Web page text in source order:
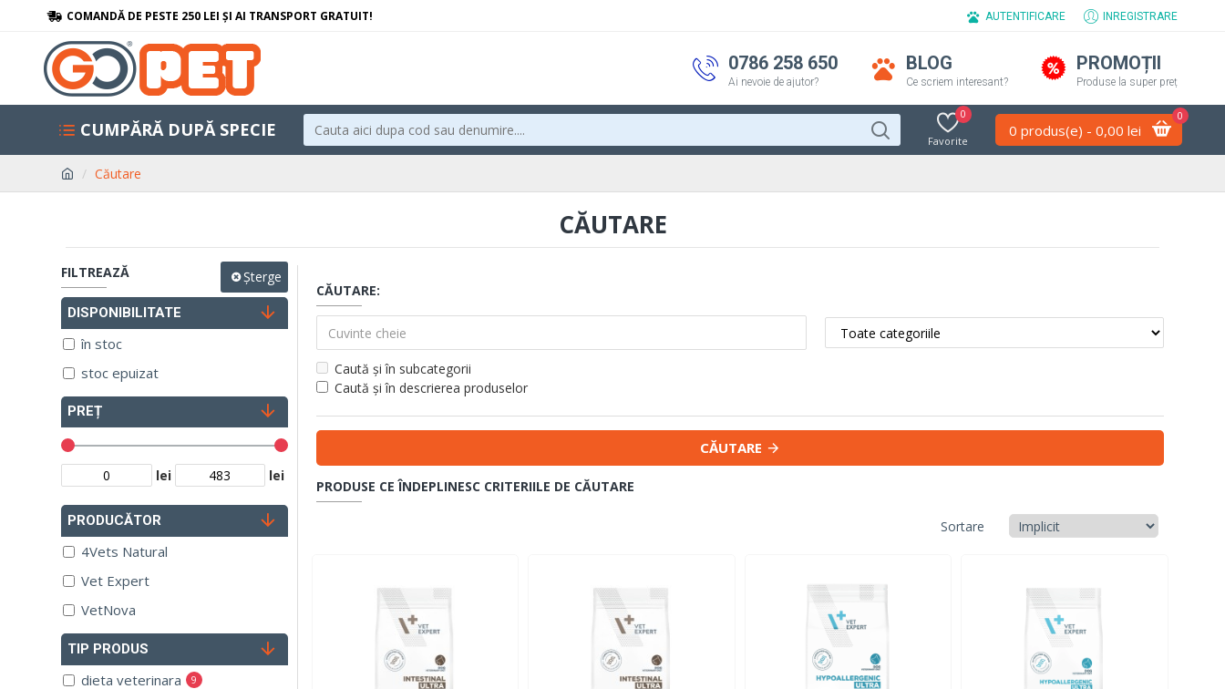
COMANDĂ DE PESTE 250 LEI ȘI AI TRANSPORT GRATUIT! AUTENTIFICARE INREGISTRARE
0786 258 650
Ai nevoie de ajutor?
BLOG
Ce scriem interesant?
PROMOȚII
Produse la super preț
CUMPĂRĂ DUPĂ SPECIE
Favorite
0
0 produs(e) - 0,00 lei
0
Căutare
CĂUTARE
FILTREAZĂ Șterge
PREȚ
lei lei
PRODUCĂTOR
4Vets Natural
Vet Expert
VetNova
TIP PRODUS
dieta veterinara 9
DISPONIBILITATE
în stoc
stoc epuizat
CĂUTARE:
Caută și în subcategorii
Caută și în descrierea produselor
CĂUTARE
PRODUSE CE ÎNDEPLINESC CRITERIILE DE CĂUTARE
Sortare